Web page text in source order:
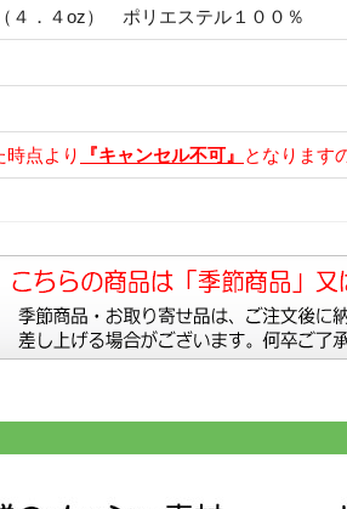
４．４oz） ポリエステル１００％
点より 『キャンセル不可』 となります